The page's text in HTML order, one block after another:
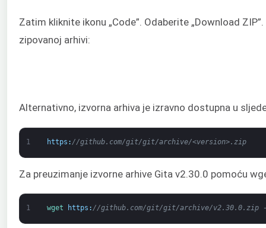
Zatim kliknite ikonu „Code”. Odaberite „Download
zipovanoj arhivi:
Alternativno, izvorna arhiva je izravno dostupna u
1 https : //github.com/git/git/archive/<version>.zip
Za preuzimanje izvorne arhive Gita v2.30.0 pomoću
1 wget https : //github.com/git/git/archive/v2.30.0.zip -